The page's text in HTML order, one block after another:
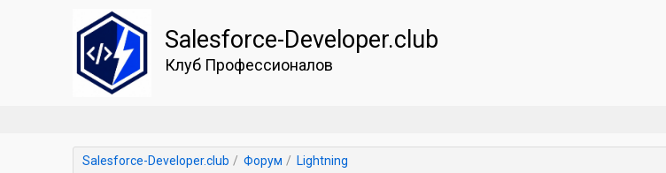
Salesforce-Developer.club
Клуб Профессионалов
Salesforce-Developer.club Форум Lightning